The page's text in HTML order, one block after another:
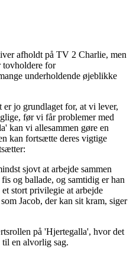
afholdt på TV 2 Charlie, men
tovholdere for
underholdende øjeblikke
jo grundlaget for, at vi lever,
før vi får problemer med
kan vi allesammen gøre en
kan fortsætte deres vigtige
sjovt at arbejde sammen
og ballade, og samtidig er han
stort privilegie at arbejde
Jacob, der kan sit kram, siger
på 'Hjertegalla', hvor det
en alvorlig sag.